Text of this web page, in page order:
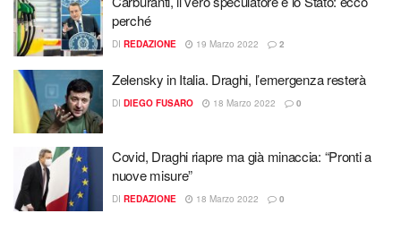
perché
DI REDAZIONE 19 Marzo 2022 2
Zelensky in Italia. Draghi, l’emergenza resterà
DI DIEGO FUSARO 18 Marzo 2022 0
Covid, Draghi riapre ma già minaccia: “Pronti a
nuove misure”
DI REDAZIONE 18 Marzo 2022 0